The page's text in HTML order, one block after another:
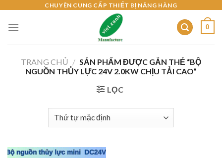
content
CHUYÊN CUNG CẤP THIẾT BỊ NÂNG HÀNG
0
TRANG CHỦ / SẢN PHẨM ĐƯỢC GẮN THẺ “BỘ
NGUỒN THỦY LỰC 24V 2.0KW CHỊU TẢI CAO”
LỌC